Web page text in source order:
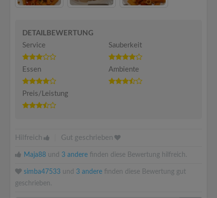
DETAILBEWERTUNG
Service
Sauberkeit
Essen Ambiente
Preis/Leistung
Hilfreich Gut geschrieben
Maja88 und 3 andere finden diese Bewertung hilfreich.
simba47533 und 3 andere finden diese Bewertung gut
geschrieben.